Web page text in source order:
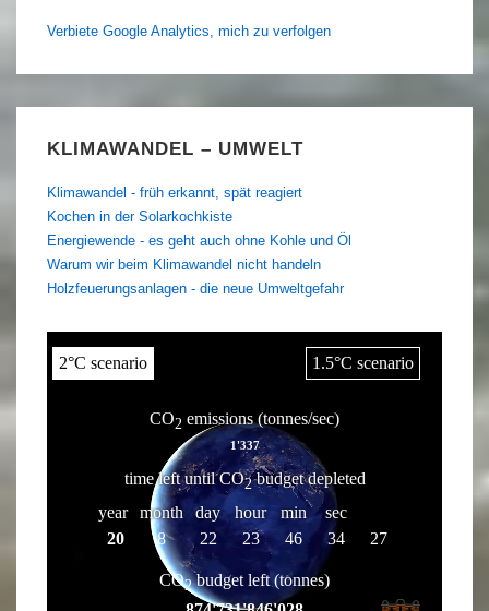
Verbiete Google Analytics, mich zu verfolgen
KLIMAWANDEL – UMWELT
Klimawandel - früh erkannt, spät reagiert
Kochen in der Solarkochkiste
Energiewende - es geht auch ohne Kohle und Öl
Warum wir beim Klimawandel nicht handeln
Holzfeuerungsanlagen - die neue Umweltgefahr